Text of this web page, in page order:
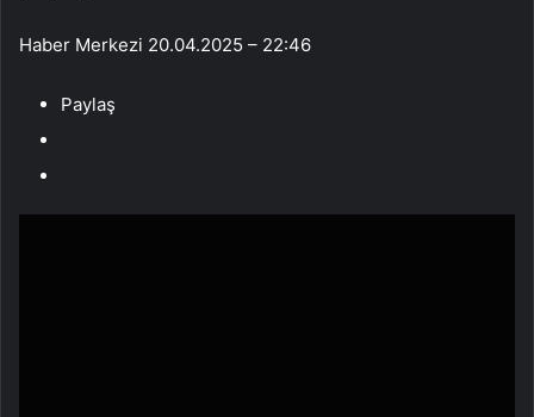
Haber Merkezi 20.04.2025 – 22:46
Paylaş